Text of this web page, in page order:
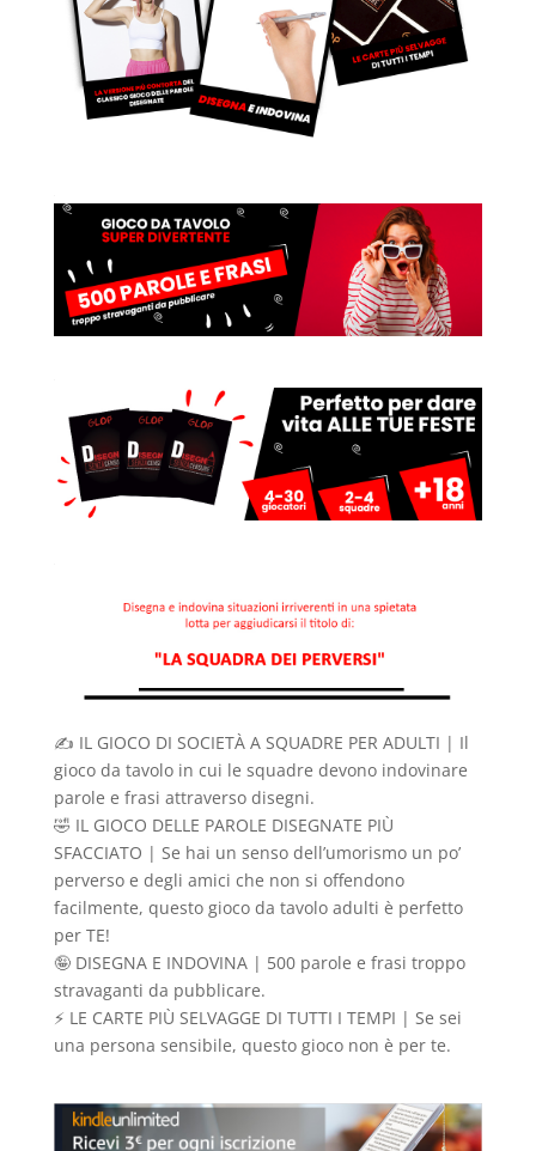
✍️ IL GIOCO DI SOCIETÀ A SQUADRE PER ADULTI | Il
gioco da tavolo in cui le squadre devono indovinare
parole e frasi attraverso disegni.
🤣 IL GIOCO DELLE PAROLE DISEGNATE PIÙ
SFACCIATO | Se hai un senso dell’umorismo un po’
perverso e degli amici che non si offendono
facilmente, questo gioco da tavolo adulti è perfetto
per TE!
🤪 DISEGNA E INDOVINA | 500 parole e frasi troppo
stravaganti da pubblicare.
⚡ LE CARTE PIÙ SELVAGGE DI TUTTI I TEMPI | Se sei
una persona sensibile, questo gioco non è per te.